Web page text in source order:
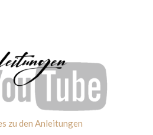
zu den Anleitungen